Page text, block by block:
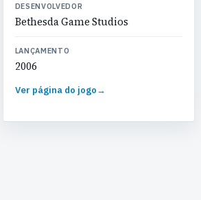
DESENVOLVEDOR
Bethesda Game Studios
LANÇAMENTO
2006
Ver página do jogo→